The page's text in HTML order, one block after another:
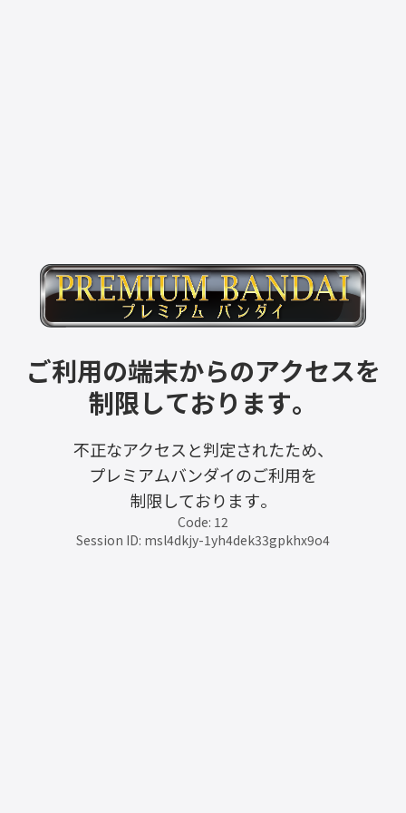
ご利用の端末からのアクセスを
制限しております。
不正なアクセスと判定されたため、
プレミアムバンダイのご利用を
制限しております。
Code: 12
Session ID: msl4dkjy-1yh4dek33gpkhx9o4